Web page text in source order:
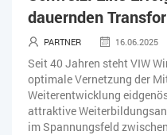
dauernden
PARTNER 16.06.2025
Seit 40 Jahren steht VIW
optimale Vernetzung der
Weiterentwicklung
attraktive
im Spannungsfeld